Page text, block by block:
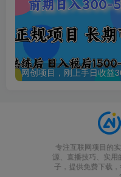
专注互联网项目的
源、直播技巧、实用
子，提供免费下载